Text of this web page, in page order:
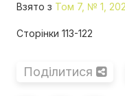
Взято з Том 7, № 1,
Сторінки 113-122
Поділитися